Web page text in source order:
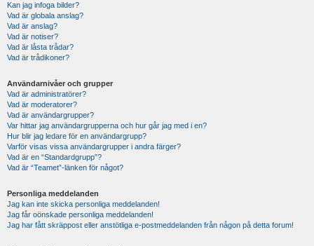
Kan jag infoga bilder?
Vad är globala anslag?
Vad är anslag?
Vad är notiser?
Vad är låsta trådar?
Vad är trådikoner?
Användarnivåer och grupper
Vad är administratörer?
Vad är moderatorer?
Vad är användargrupper?
Var hittar jag användargrupperna och hur går jag med i en?
Hur blir jag ledare för en användargrupp?
Varför visas vissa användargrupper i andra färger?
Vad är en “Standardgrupp”?
Vad är “Teamet”-länken för något?
Personliga meddelanden
Jag kan inte skicka personliga meddelanden!
Jag får oönskade personliga meddelanden!
Jag har fått skräppost eller anstötliga e-postmeddelanden från någon på detta forum!